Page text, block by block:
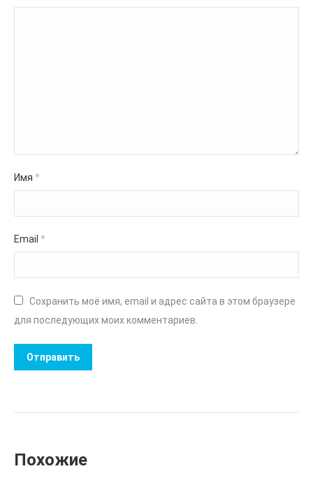
Имя *
Email *
Сохранить моё имя, email и адрес сайта в этом браузере
для последующих моих комментариев.
Похожие